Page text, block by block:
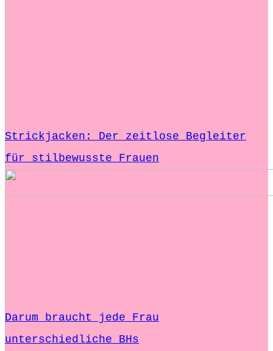
Strickjacken: Der zeitlose Begleiter
für stilbewusste Frauen
Darum braucht jede Frau
unterschiedliche BHs